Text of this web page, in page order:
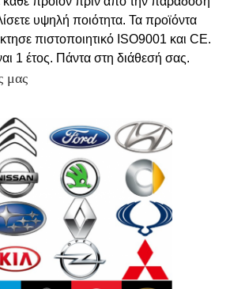
υψηλή ποιότητα. Τα προϊόντα
πιστοποιητικό ISO9001 και CE.
1 έτος. Πάντα στη διάθεσή σας.
μας